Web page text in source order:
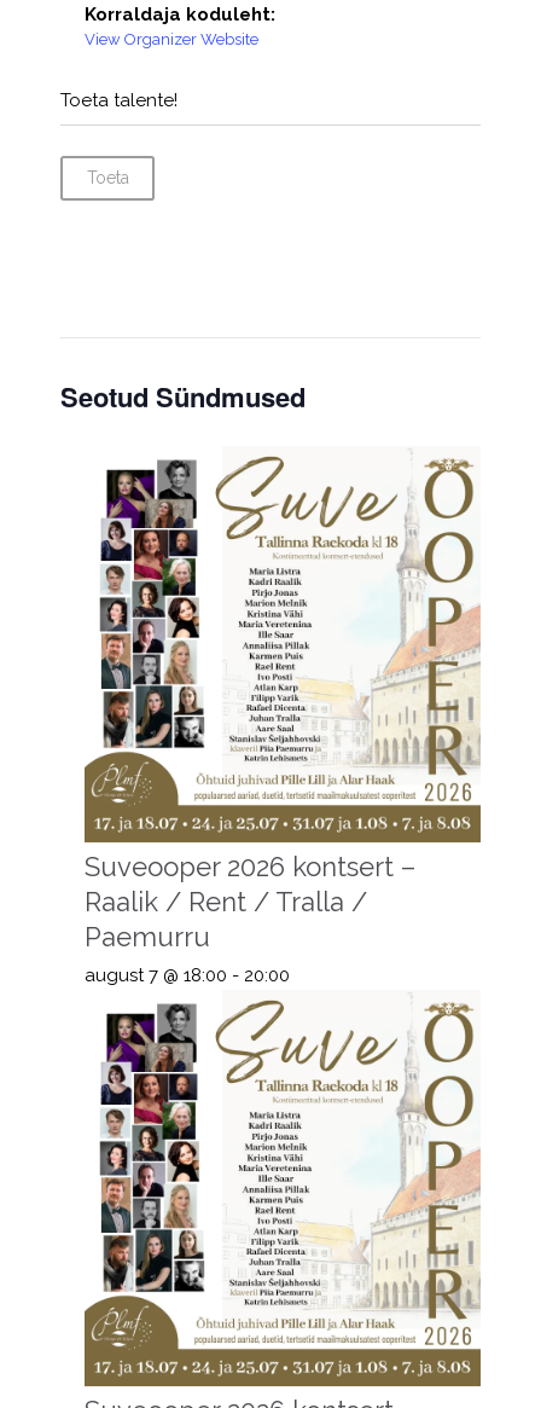
Korraldaja koduleht:
View Organizer Website
Toeta talente!
Toeta
Seotud Sündmused
Suveooper 2026 kontsert –
Raalik / Rent / Tralla /
Paemurru
august 7 @ 18:00 - 20:00